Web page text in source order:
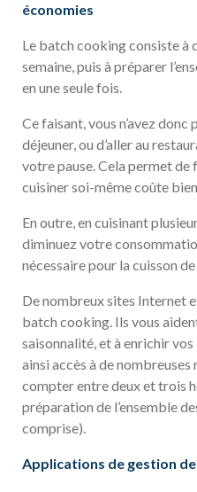
économies
Le batch cooking consiste à
semaine, puis à préparer
en une seule fois.
Ce faisant, vous n’avez donc
déjeuner, ou d’aller au
votre pause. Cela permet de
cuisiner soi-même coûte
En outre, en cuisinant
diminuez votre
nécessaire pour la cuisson
De nombreux sites Internet
batch cooking. Ils vous
saisonnalité, et à enrichir vos
ainsi accès à de
compter entre deux et trois
préparation de l’ensemble
comprise).
Applications de gestion